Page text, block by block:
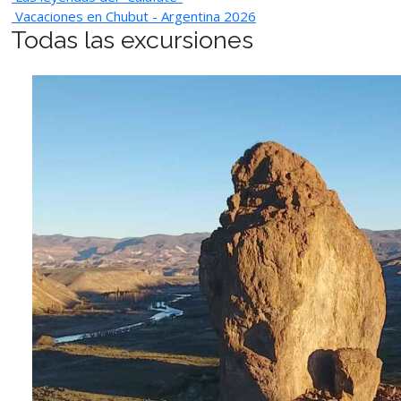
Vacaciones en Chubut - Argentina 2026
Todas las excursiones